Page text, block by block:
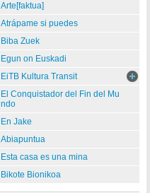
Arte[faktua]
Atrápame si puedes
Biba Zuek
Egun on Euskadi
EiTB Kultura Transit
El Conquistador del Fin del Mu
ndo
En Jake
Abiapuntua
Esta casa es una mina
Bikote Bionikoa